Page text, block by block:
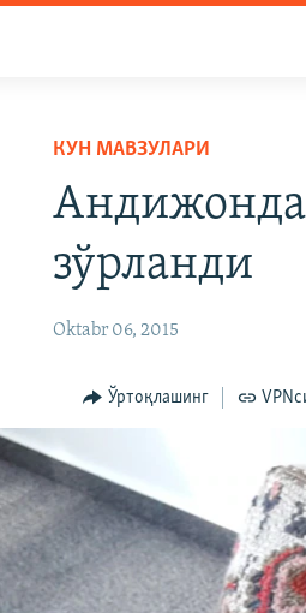
КУН МАВЗУЛАРИ
зўрланди
Oktabr 06, 2015
Ўртоқлашинг